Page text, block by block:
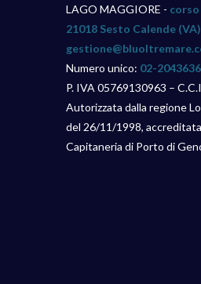
LAGO MAGGIORE -
21018 Sesto Calende (VA)
Numero unico: 02-2043636
P. IVA 05769130963 –
Autorizzata dalla regione
del 26/11/1998,
Capitaneria di Porto di